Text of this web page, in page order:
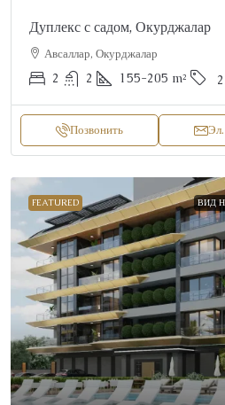
Дуплекс с садом, Окурджалар
Авсаллар, Окурджалар
2 2 155-205 m²
Позвонить
FEATURED ВИД